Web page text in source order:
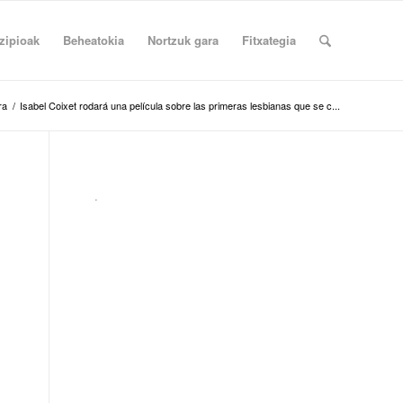
Beheatokia Nortzuk gara Fitxategia
/ Isabel Coixet rodará una película sobre las primeras lesbianas que se c...
.